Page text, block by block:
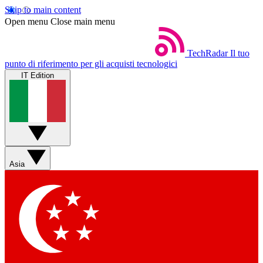
Skip to main content
Open menu Close main menu
TechRadar Il tuo
punto di riferimento per gli acquisti tecnologici
IT Edition
Asia